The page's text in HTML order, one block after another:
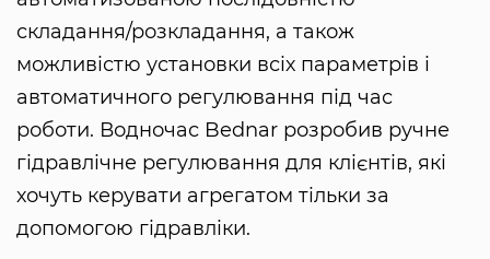
складання/розкладання, а також
можливістю установки всіх параметрів і
автоматичного регулювання під час
роботи. Водночас Bednar розробив ручне
гідравлічне регулювання для клієнтів, які
хочуть керувати агрегатом тільки за
допомогою гідравліки.